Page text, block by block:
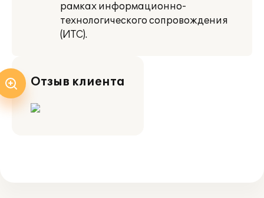
рамках информационно-
технологического сопровождения
(ИТС).
Отзыв клиента